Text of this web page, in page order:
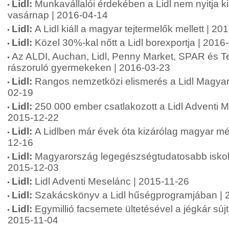
Lidl: Munkavállalói érdekében a Lidl nem nyitja
vasárnap | 2016-04-14
Lidl: A Lidl kiáll a magyar tejtermelők mellett |
Lidl: Közel 30%-kal nőtt a Lidl borexportja |
Az ALDI, Auchan, Lidl, Penny Market, SPAR és
rászoruló gyermekeken | 2016-03-23
Lidl: Rangos nemzetközi elismerés a Lidl
02-19
Lidl: 250 000 ember csatlakozott a Lidl Adventi
2015-12-22
Lidl: A Lidlben már évek óta kizárólag magyar
12-16
Lidl: Magyarország legegészségtudatosabb
2015-12-03
Lidl: Lidl Adventi Meselánc | 2015-11-26
Lidl: Szakácskönyv a Lidl hűségprogramjában |
Lidl: Egymillió facsemete ültetésével a jégkár
2015-11-04